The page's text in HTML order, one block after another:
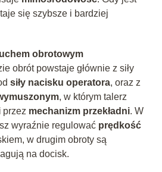
się szybsze i bardziej
obrotowym
obrót powstaje głównie z siły
siły nacisku operatora, oraz z
, w którym talerz
przez mechanizm przekładni. W
wyraźnie regulować prędkość
w drugim obroty są
na docisk.